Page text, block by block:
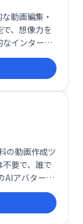
動画編集・
、想像力を
インターフ
者まで、創造
の効率化、
の動画作成ツ
要で、誰で
AIアバター、
テンプレー
画を作成可